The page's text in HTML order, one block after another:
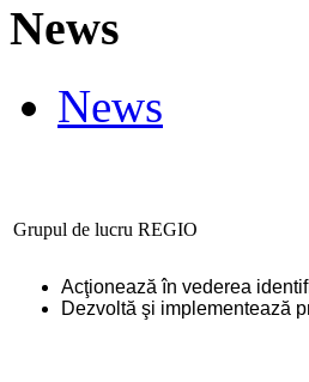
News
News
Grupul de lucru REGIO
Acţionează în vederea
Dezvoltă şi implementează